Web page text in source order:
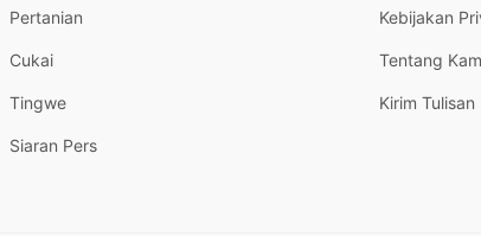
Pertanian
Cukai
Tingwe
Siaran Pers
Kebijakan
Tentang
Kirim Tulisan